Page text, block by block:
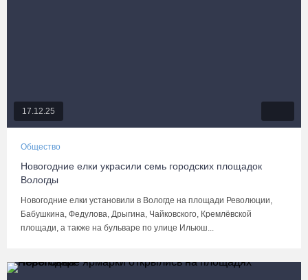
17.12.25
Общество
Новогодние елки украсили семь городских площадок
Вологды
Новогодние елки установили в Вологде на площади Революции,
Бабушкина, Федулова, Дрыгина, Чайковского, Кремлёвской
площади, а также на бульваре по улице Ильюш...